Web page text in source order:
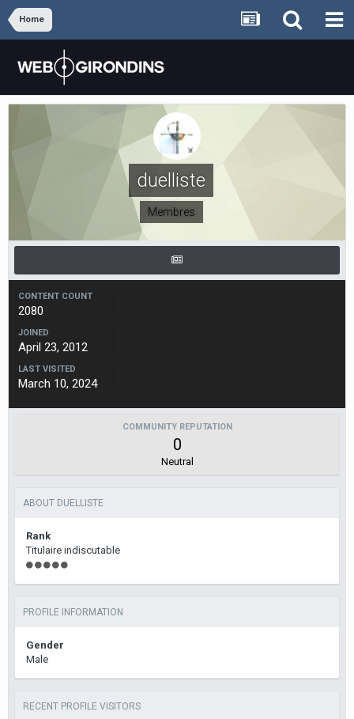
Home
duelliste
Membres
CONTENT COUNT
2080
JOINED
April 23, 2012
LAST VISITED
March 10, 2024
COMMUNITY REPUTATION
0
Neutral
ABOUT DUELLISTE
Rank
Titulaire indiscutable
PROFILE INFORMATION
Gender
Male
RECENT PROFILE VISITORS